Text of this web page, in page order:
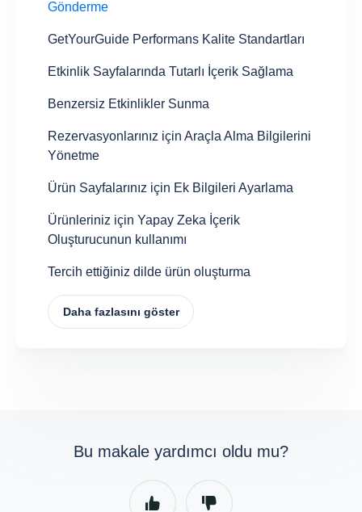
Gönderme
GetYourGuide Performans Kalite Standartları
Etkinlik Sayfalarında Tutarlı İçerik Sağlama
Benzersiz Etkinlikler Sunma
Rezervasyonlarınız için Araçla Alma Bilgilerini
Yönetme
Ürün Sayfalarınız için Ek Bilgileri Ayarlama
Ürünleriniz için Yapay Zeka İçerik
Oluşturucunun kullanımı
Tercih ettiğiniz dilde ürün oluşturma
Daha fazlasını göster
Bu makale yardımcı oldu mu?